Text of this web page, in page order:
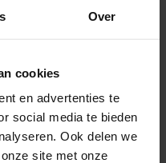
Over
cookies
en advertenties te
social media te bieden
Ook delen we
site met onze
plaatsen
een voorstel op maat